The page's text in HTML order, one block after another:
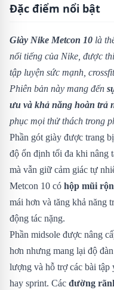
Đặc điểm nổi bật
Giày Nike Metcon 10 là
nổi tiếng của Nike, được
tập luyện sức mạnh,
Phiên bản này mang đến
ưu và khả năng hoàn trả
phục mọi thử thách trong
Phần gót giày được trang bị
độ ổn định tối đa khi nâng
mà vẫn giữ cảm giác tự
Metcon 10 có hộp mũi
mái hơn và tăng khả năng
động tác nặng.
Phần midsole được nâng
hơn nhưng mang lại độ
lượng và hỗ trợ các bài
hay sprint. Các đường